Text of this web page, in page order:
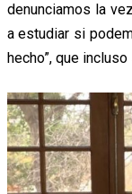
denunciamos la
a estudiar si
hecho”, que